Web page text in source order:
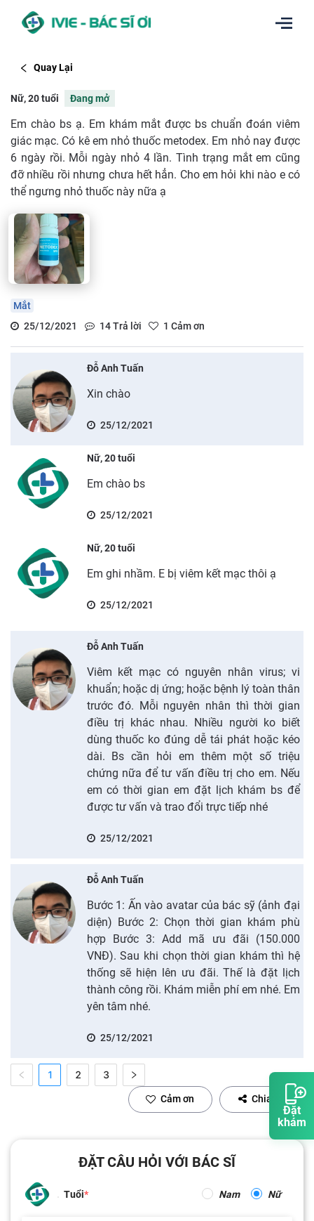
Đặt
khám
Quay Lại
Nữ, 20 tuổi Đang mở
Em chào bs ạ. Em khám mắt được bs chuẩn đoán viêm
giác mạc. Có kê em nhỏ thuốc metodex. Em nhỏ nay được
6 ngày rồi. Mỗi ngày nhỏ 4 lần. Tình trạng mắt em cũng
đỡ nhiều rồi nhưng chưa hết hẳn. Cho em hỏi khi nào e có
thể ngưng nhỏ thuốc này nữa ạ
Mắt
25/12/2021
14Trả lời 1 Cảm ơn
Đỗ Anh Tuấn
Xin chào
25/12/2021
Nữ, 20 tuổi
Em chào bs
25/12/2021
Nữ, 20 tuổi
Em ghi nhầm. E bị viêm kết mạc thôi ạ
25/12/2021
Đỗ Anh Tuấn
Viêm kết mạc có nguyên nhân virus; vi
khuẩn; hoặc dị ứng; hoặc bệnh lý toàn thân
trước đó. Mỗi nguyên nhân thì thời gian
điều trị khác nhau. Nhiều người ko biết
dùng thuốc ko đúng dễ tái phát hoặc kéo
dài. Bs cần hỏi em thêm một số triệu
chứng nữa để tư vấn điều trị cho em. Nếu
em có thời gian em đặt lịch khám bs để
được tư vấn và trao đổi trực tiếp nhé
25/12/2021
Đỗ Anh Tuấn
Bước 1: Ấn vào avatar của bác sỹ (ảnh đại
diện) Bước 2: Chọn thời gian khám phù
hợp Bước 3: Add mã ưu đãi (150.000
VNĐ). Sau khi chọn thời gian khám thì hệ
thống sẽ hiện lên ưu đãi. Thế là đặt lịch
thành công rồi. Khám miễn phí em nhé. Em
yên tâm nhé.
25/12/2021
1 2 3
Cảm ơn Chia sẻ
ĐẶT CÂU HỎI VỚI BÁC SĨ
Tuổi Nam Nữ